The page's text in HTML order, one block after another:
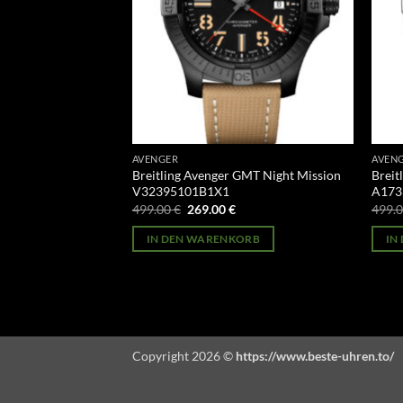
AVENGER
Breitling Avenger GMT Night Mission
V32395101B1X1
499.00€ Ursprünglicher
war:
499.00 €
269.00€Aktueller
ist:
269.00 €.
IN DEN WARENKORB IN
Copyright 2026 © https://www.beste-uhren.to/